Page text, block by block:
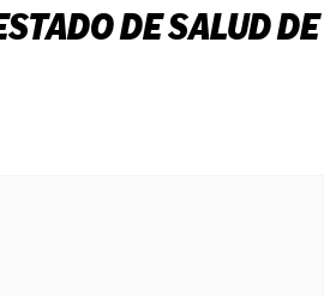
DE SALUD DE